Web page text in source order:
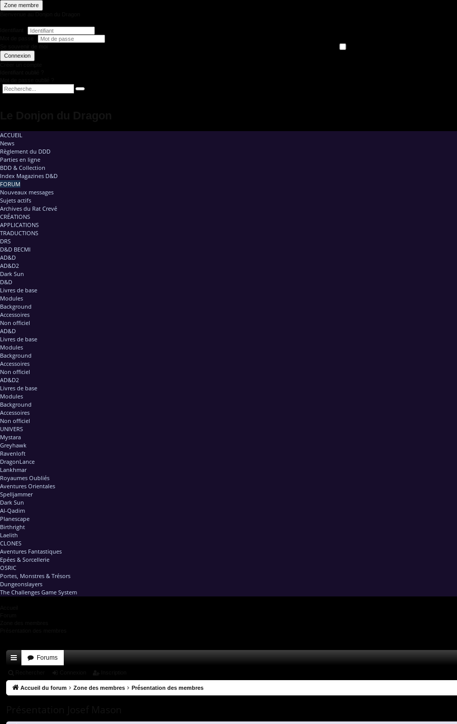
Zone membre
Connexion
ACCUEIL
News
Règlement du DDD
Parties en ligne
BDD & Collection
Index Magazines D&D
FORUM
Nouveaux messages
Sujets actifs
Archives du Rat Crevé
CRÉATIONS
APPLICATIONS
TRADUCTIONS
DRS
D&D BECMI
AD&D
AD&D2
Dark Sun
D&D
Livres de base
Modules
Background
Accessoires
Non officiel
AD&D
Livres de base
Modules
Background
Accessoires
Non officiel
AD&D2
Livres de base
Modules
Background
Accessoires
Non officiel
UNIVERS
Mystara
Greyhawk
Ravenloft
DragonLance
Lankhmar
Royaumes Oubliés
Aventures Orientales
Spelljammer
Dark Sun
Al-Qadim
Planescape
Birthright
Laelith
CLONES
Aventures Fantastiques
Epées & Sorcellerie
OSRIC
Portes, Monstres & Trésors
Dungeonslayers
The Challenges Game System
co
Forums
Accueil du forum Zone des membres Présentation des membres